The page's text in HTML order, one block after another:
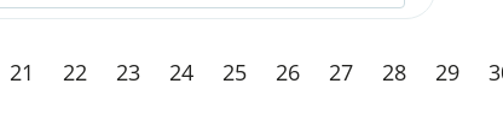
21 22 23 24 25 26 27 28 29